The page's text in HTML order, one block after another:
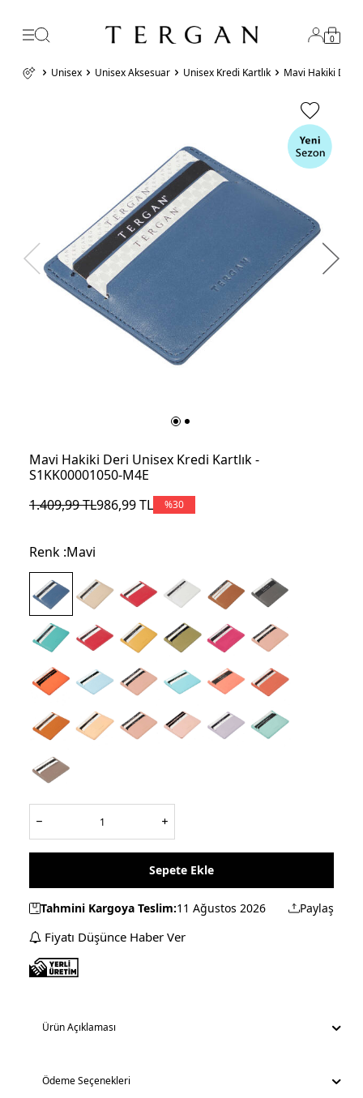
0
Unisex Unisex Aksesuar Unisex Kredi Kartlık Mavi Hakiki Deri
Mavi Hakiki Deri Unisex Kredi Kartlık -
S1KK00001050-M4E
1.409,99TL986,99TL %30
Renk :Mavi
Sepete Ekle
Tahmini Kargoya Teslim:11 Ağustos 2026 Paylaş
Fiyatı Düşünce Haber Ver
Ürün Açıklaması
Ödeme Seçenekleri